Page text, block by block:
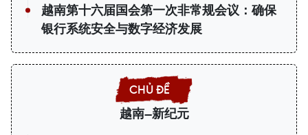
越南第十六届国会第一次非常规会议：确保
银行系统安全与数字经济发展
越南—新纪元